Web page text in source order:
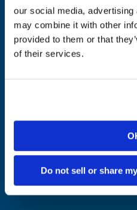
our social media,
may combine it with other
provided to them or that
of their services.
Do not sell or share
Cartera
Turnkey Sportsbook
Odds Feed+
Sportsbook